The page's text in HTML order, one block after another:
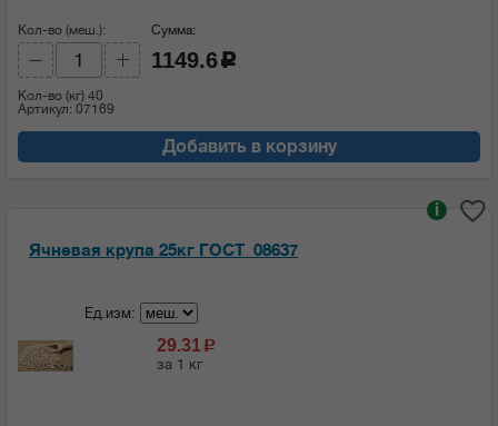
Кол-во (меш.):
Кол-во (кг) 40
Артикул: 07169
Сумма:
1149.6 c
Добавить в корзину
Ячневая крупа 25кг ГОСТ_08637
i
Ед.изм:
29.31c
за 1 кг